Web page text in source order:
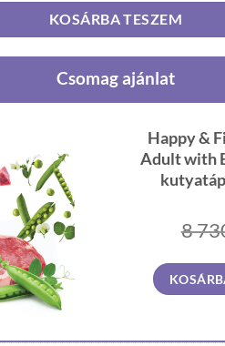
KOSÁRBA TESZEM
Csomag ajánlat
Happy &
Adult with
8